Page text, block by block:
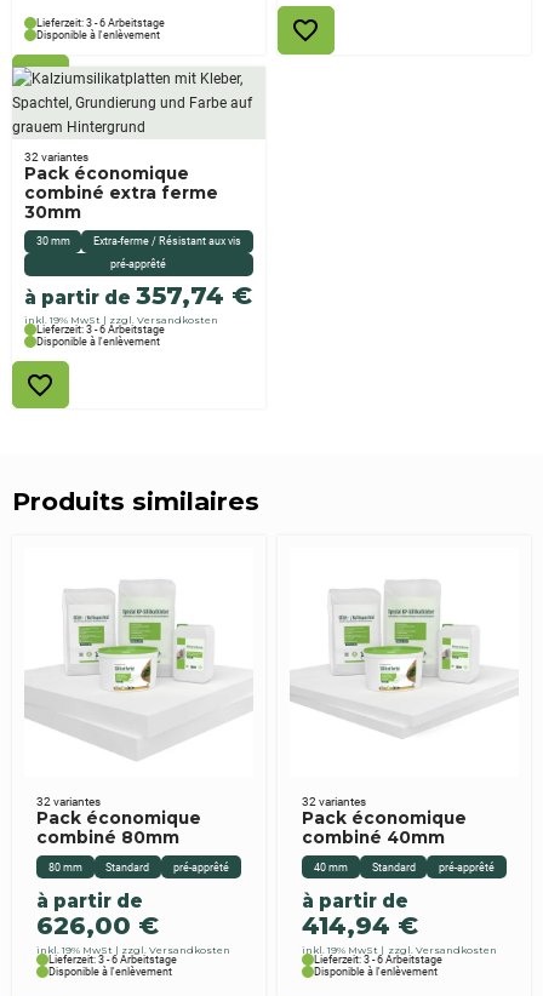
Lieferzeit: 3 - 6 Arbeitstage
Disponible à l'enlèvement
30 mm
Extra-ferme / Résistant aux vis
pré-apprêté
Pack économique
combiné extra ferme
30mm
à partir de357,74 €
inkl. 19% MwSt zzgl. Versandkosten
32 variantes
Lieferzeit: 3 - 6 Arbeitstage
Disponible à l'enlèvement
Produits similaires
80 mm Standard pré-apprêté
Pack économique
combiné 80mm
à partir de
626,00 €
inkl. 19% MwSt zzgl. Versandkosten
32 variantes
Lieferzeit: 3 - 6 Arbeitstage
Disponible à l'enlèvement
40 mm Standard pré-apprêté
Pack économique
combiné 40mm
à partir de
414,94 €
inkl. 19% MwSt zzgl. Versandkosten
32 variantes
Lieferzeit: 3 - 6 Arbeitstage
Disponible à l'enlèvement